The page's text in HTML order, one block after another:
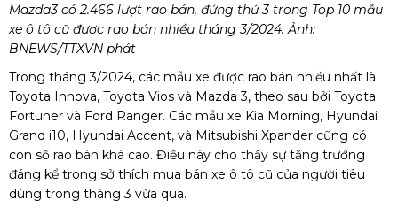
Mazda3 có 2.466 lượt rao bán, đứng thứ 3 trong Top 10 mẫu
xe ô tô cũ được rao bán nhiều tháng 3/2024. Ảnh:
BNEWS/TTXVN phát
Trong tháng 3/2024, các mẫu xe được rao bán nhiều nhất là
Toyota Innova, Toyota Vios và Mazda 3, theo sau bởi Toyota
Fortuner và Ford Ranger. Các mẫu xe Kia Morning, Hyundai
Grand i10, Hyundai Accent, và Mitsubishi Xpander cũng có
con số rao bán khá cao. Điều này cho thấy sự tăng trưởng
đáng kể trong sở thích mua bán xe ô tô cũ của người tiêu
dùng trong tháng 3 vừa qua.